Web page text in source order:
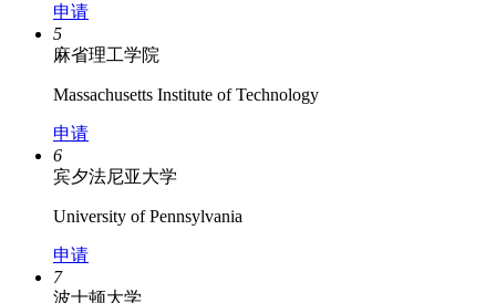
申请
5
麻省理工学院
Massachusetts Institute of Technology
申请
6
宾夕法尼亚大学
University of Pennsylvania
申请
7
波士顿大学